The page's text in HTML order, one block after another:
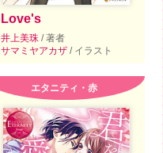
Love's
井上美珠 / 著者
サマミヤアカザ / イラスト
エタニティ・赤